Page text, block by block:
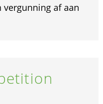
vergunning af aan